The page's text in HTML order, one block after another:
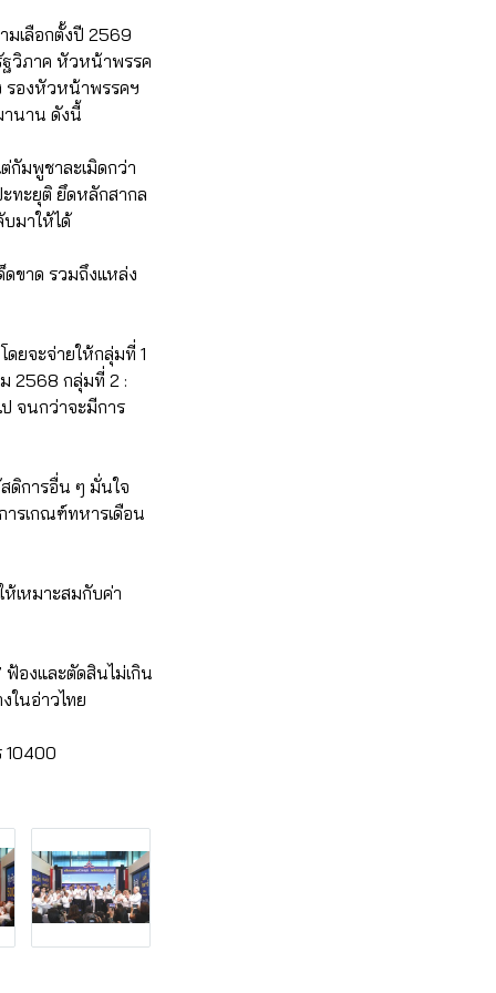
มเลือกตั้งปี 2569
ฐวิภาค หัวหน้าพรรค
รองหัวหน้าพรรคฯ
านาน ดังนี้
กัมพูชาละเมิดกว่า
ทะยุติ ยึดหลักสากล
มาให้ได้
ดขาด รวมถึงแหล่ง
ยจะจ่ายให้กลุ่มที่ 1
2568 กลุ่มที่ 2 :
จนกว่าจะมีการ
ดิการอื่น ๆ มั่นใจ
ารเกณฑ์ทหารเดือน
เหมาะสมกับค่า
ฟ้องและตัดสินไม่เกิน
ในอ่าวไทย
10400